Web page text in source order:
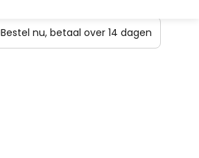
Bestel nu, betaal over 14 dagen